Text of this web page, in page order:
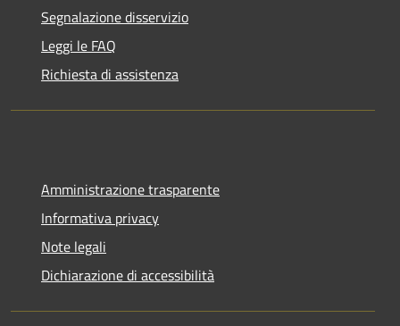
Segnalazione disservizio
Leggi le FAQ
Richiesta di assistenza
Amministrazione trasparente
Informativa privacy
Note legali
Dichiarazione di accessibilità